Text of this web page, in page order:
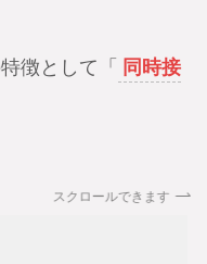
徴として「
同時接
スクロールできます